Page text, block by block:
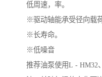
低周速，率。
※驱动轴能承受径向载荷
※长寿命。
※低噪音
推荐油泵使用L - HM32